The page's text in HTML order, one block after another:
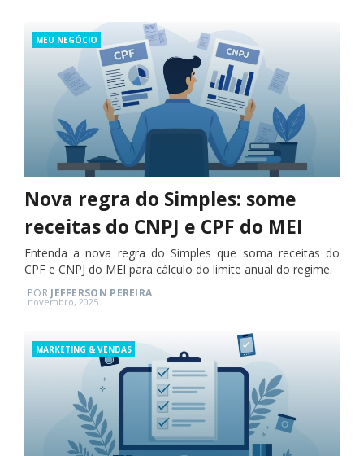
Categories
MEU NEGÓCIO
Nova regra do Simples: some
receitas do CNPJ e CPF do MEI
Entenda a nova regra do Simples que soma receitas do
CPF e CNPJ do MEI para cálculo do limite anual do regime.
PORJEFFERSON PEREIRA
Posted
novembro, 2025
Categories
MARKETING & VENDAS